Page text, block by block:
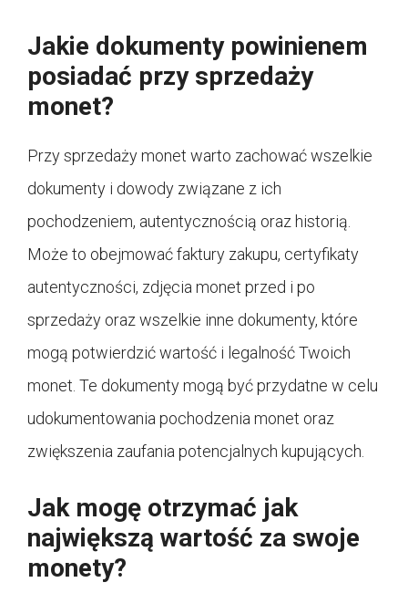
Jakie dokumenty powinienem
posiadać przy sprzedaży
monet?
Przy sprzedaży monet warto zachować wszelkie
dokumenty i dowody związane z ich
pochodzeniem, autentycznością oraz historią.
Może to obejmować faktury zakupu, certyfikaty
autentyczności, zdjęcia monet przed i po
sprzedaży oraz wszelkie inne dokumenty, które
mogą potwierdzić wartość i legalność Twoich
monet. Te dokumenty mogą być przydatne w celu
udokumentowania pochodzenia monet oraz
zwiększenia zaufania potencjalnych kupujących.
Jak mogę otrzymać jak
największą wartość za swoje
monety?